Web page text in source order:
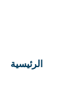
الرئيسية